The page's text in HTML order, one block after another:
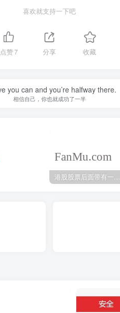
喜欢就支持一下吧
点赞7 分享 收藏
you can and you’re halfway there.
相信自己，你也就成功了一半
港股股票后面带有一个B是什么意思？股票名字带-W,-R,-S呢